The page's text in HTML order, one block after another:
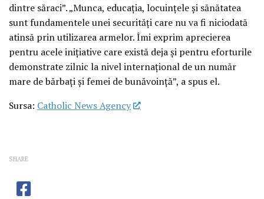
dintre săraci”. „Munca, educația, locuințele și sănătatea
sunt fundamentele unei securități care nu va fi niciodată
atinsă prin utilizarea armelor. Îmi exprim aprecierea
pentru acele inițiative care există deja și pentru eforturile
demonstrate zilnic la nivel internațional de un număr
mare de bărbați și femei de bunăvoință”, a spus el.
Sursa: Catholic News Agency
SHARE